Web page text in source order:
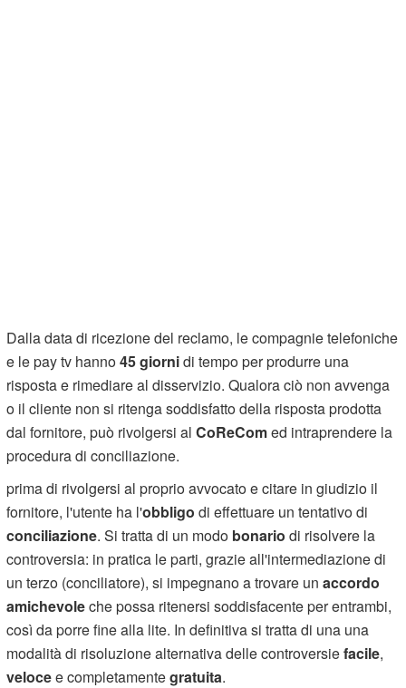
Dalla data di ricezione del reclamo, le compagnie telefoniche
e le pay tv hanno45 giornidi tempo per produrre una
risposta e rimediare al disservizio. Qualora ciò non avvenga
o il cliente non si ritenga soddisfatto della risposta prodotta
dal fornitore, può rivolgersi alCoReComed intraprendere la
procedura di conciliazione.
prima di rivolgersi al proprio avvocato e citare in giudizio il
fornitore, l'utente ha l'obbligo di effettuare un tentativo di
conciliazione. Si tratta di un modo bonario di risolvere la
controversia: in pratica le parti, grazie all'intermediazione di
un terzo (conciliatore), si impegnano a trovare unaccordo
amichevoleche possa ritenersi soddisfacente per entrambi,
così da porre fine alla lite. In definitiva si tratta di una una
modalità di risoluzione alternativa delle controversiefacile,
velocee completamentegratuita.